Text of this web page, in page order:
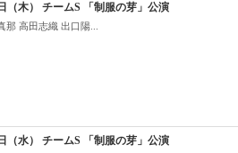
（木） チームS 「制服の芽」公演
那 高田志織 出口陽...
（水） チームS 「制服の芽」公演